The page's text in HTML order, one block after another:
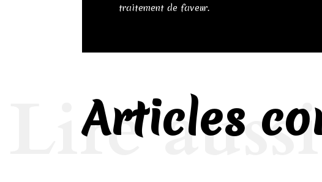
traitement de faveur.
Articles
Lire aussi